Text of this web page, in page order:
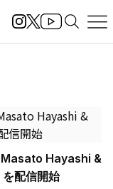
Hayashi &
配信開始